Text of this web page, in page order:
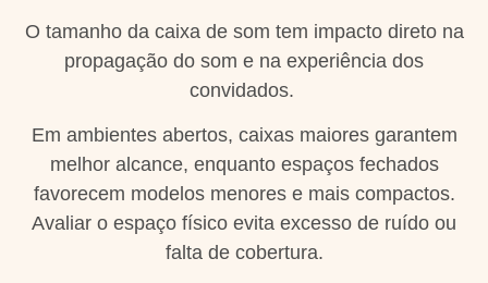
O tamanho da caixa de som tem impacto direto na
propagação do som e na experiência dos
convidados.
Em ambientes abertos, caixas maiores garantem
melhor alcance, enquanto espaços fechados
favorecem modelos menores e mais compactos.
Avaliar o espaço físico evita excesso de ruído ou
falta de cobertura.